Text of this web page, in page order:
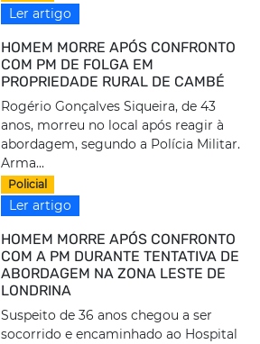
Ler artigo
HOMEM MORRE APÓS CONFRONTO
COM PM DE FOLGA EM
PROPRIEDADE RURAL DE CAMBÉ
Rogério Gonçalves Siqueira, de 43
anos, morreu no local após reagir à
abordagem, segundo a Polícia Militar.
Arma...
Policial
Ler artigo
HOMEM MORRE APÓS CONFRONTO
COM A PM DURANTE TENTATIVA DE
ABORDAGEM NA ZONA LESTE DE
LONDRINA
Suspeito de 36 anos chegou a ser
socorrido e encaminhado ao Hospital